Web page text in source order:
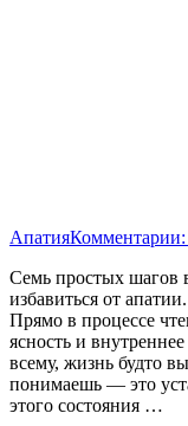
Апатия
Семь простых шагов
избавиться от
Прямо в процессе
ясность и
всему, жизнь будто
понимаешь — это
этого состояния …